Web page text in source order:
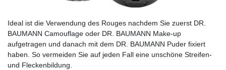
Ideal ist die Verwendung des Rouges nachdem Sie zuerst DR.
BAUMANN Camouflage oder DR. BAUMANN Make-up
aufgetragen und danach mit dem DR. BAUMANN Puder fixiert
haben. So vermeiden Sie auf jeden Fall eine unschöne Streifen-
und Fleckenbildung.